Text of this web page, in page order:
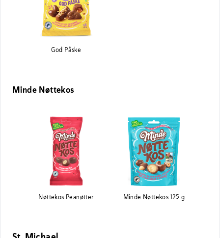
God Påske
Minde Nøttekos
Nøttekos Peanøtter Minde Nøttekos 125 g